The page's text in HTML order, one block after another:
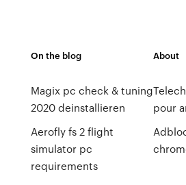
On the blog
Magix pc check & tuning
2020 deinstallieren
Aerofly fs 2 flight
simulator pc
requirements
About
pour